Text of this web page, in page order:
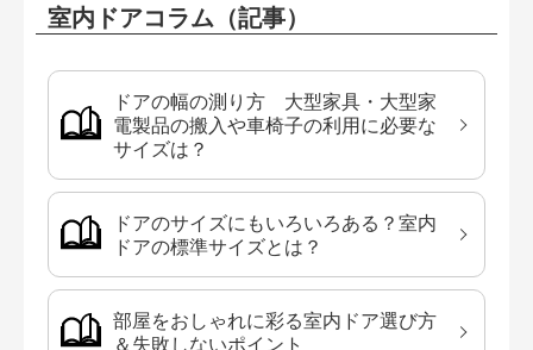
室内ドアコラム（記事）
ドアの幅の測り方 大型家具・大型家
電製品の搬入や車椅子の利用に必要な
サイズは？
ドアのサイズにもいろいろある？室内
ドアの標準サイズとは？
部屋をおしゃれに彩る室内ドア選び方
＆失敗しないポイント